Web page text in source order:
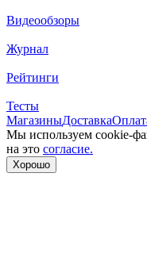
Видеообзоры
Журнал
Рейтинги
Тесты
МагазиныДоставка
Мы используем cookie-
на это согласие.
Хорошо